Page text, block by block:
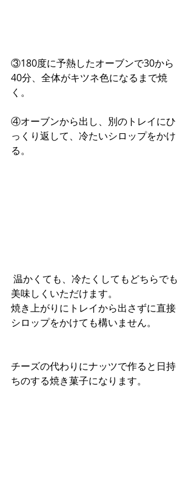
③180度に予熱したオーブンで30から
40分、全体がキツネ色になるまで焼
く。
④オーブンから出し、別のトレイにひ
っくり返して、冷たいシロップをかけ
る。
美味しくいただけます。
焼き上がりにトレイから出さずに直接
シロップをかけても構いません。
チーズの代わりにナッツで作ると日持
ちのする焼き菓子になります。